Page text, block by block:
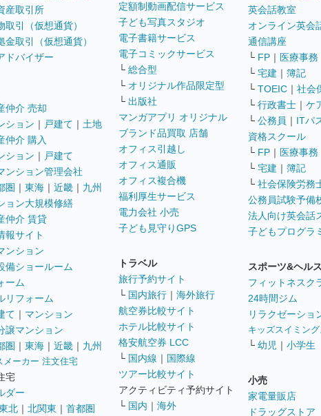
産取引所
取引（仮想通貨）
金取引（仮想通貨）
ドバイザー
仲介 売却
ション ｜ 戸建て ｜ 土地
仲介 購入
ション ｜ 戸建て
ンション管理会社
圏 ｜ 東海 ｜ 近畿 ｜ 九州
ョン大規模修繕
仲介 賃貸
報サイト
ンション
備ショールーム
ーム
リフォーム
て ｜ マンション
譲マンション
圏 ｜ 東海 ｜ 近畿 ｜ 九州
メーカー 注文住宅
宅
ダー
北 ｜ 北関東 ｜ 首都圏
定額制動画配信サービス
子ども写真スタジオ
電子書籍サービス
電子コミックサービス
└ 総合型
└ オリジナル作品限定型
└ 出版社
マンガアプリ オリジナル
ブランド品買取 店舗
オフィス引越し
オフィス通販
オフィス複合機
福利厚生サービス
電力会社 小売
子ども見守りGPS
トラベル
旅行予約サイト
└ 国内旅行 ｜ 海外旅行
航空券比較サイト
ホテル比較サイト
格安航空券 LCC
└ 国内線 ｜ 国際線
ツアー比較サイト
アクティビティ予約サイト
└ 国内 ｜ 海外
英会話教室
オンライン英会
通信講座
└ FP ｜ 医療事務
└ 宅建 ｜ 簿記
└ TOEIC ｜ 社会
└ 行政書士 ｜ ケ
└ 公務員 ｜ ITパ
資格スクール
└ FP ｜ 医療事務
└ 宅建 ｜ 簿記
└ 社会保険労務
公務員試験予備
法人向け英会話
子どもプログラ
スポーツ&ヘルス
フィットネスク
24時間ジム
リラクゼーショ
キッズスイミン
└ 幼児 ｜ 小学生
小売
家電量販店
ドラッグストア